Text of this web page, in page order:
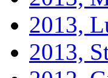
2013,
2013,